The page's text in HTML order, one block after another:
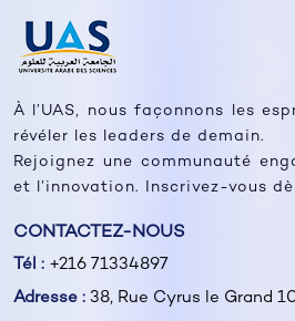
À l’UAS, nous façonnons les
révéler les leaders de demain.
Rejoignez une communauté
et l’innovation. Inscrivez-vous
CONTACTEZ-NOUS
Tél : +216 71334897
Adresse : 38, Rue Cyrus le Grand